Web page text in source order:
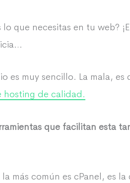
que necesitas en tu web?
es muy sencillo. La mala, es
hosting de calidad.
que facilitan esta
más común es cPanel, es